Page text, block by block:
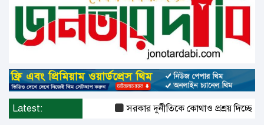
Latest: সরকার দুর্নীতিকে কোথাও প্রশ্রয় দিচ্ছে না